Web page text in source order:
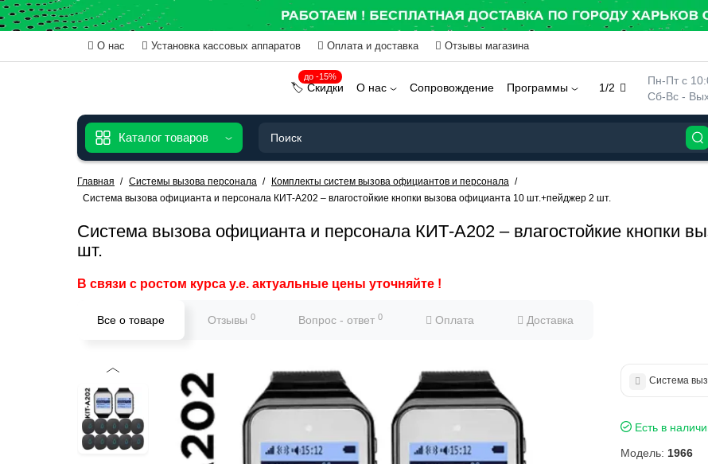
О нас Установка кассовых аппаратов Оплата и доставка Отзывы магазина
Пн-Пт с
Сб-Вс -
1/2
до -15%
🏷️ Скидки О нас Сопровождение Программы
Каталог товаров
Главная Системы вызова персонала
Комплекты систем вызова официантов и персонала
Система вызова официанта и персонала КИТ-А202 – влагостойкие кнопки вызова официанта 10 шт.+пейджер 2 шт.
Система вызова официанта и персонала КИТ-А202 – влагостойкие кнопки
шт.
В связи с ростом курса у.е. актуальные цены уточняйте !
Все о товаре Отзывы 0 Вопрос - ответ 0 Оплата Доставка
Система
Есть в
Модель: 1966